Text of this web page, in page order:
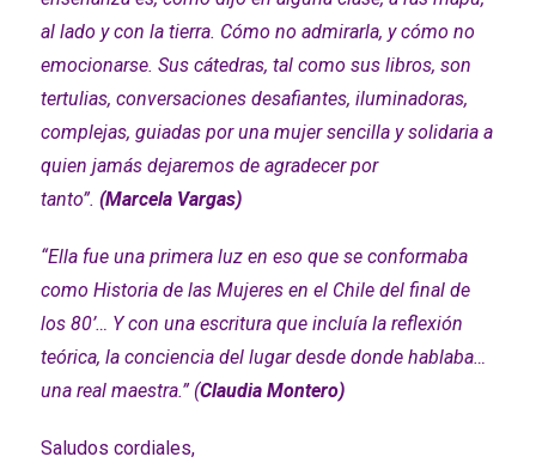
al lado y con la tierra. Cómo no admirarla, y cómo no
emocionarse. Sus cátedras, tal como sus libros, son
tertulias, conversaciones desafiantes, iluminadoras,
complejas, guiadas por una mujer sencilla y solidaria a
quien jamás dejaremos de agradecer por
tanto”. (Marcela Vargas)
“Ella fue una primera luz en eso que se conformaba
como Historia de las Mujeres en el Chile del final de
los 80’… Y con una escritura que incluía la reflexión
teórica, la conciencia del lugar desde donde hablaba…
una real maestra.” (Claudia Montero)
Saludos cordiales,